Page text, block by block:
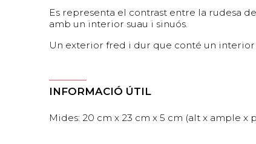
Es representa el contrast entre la rudesa
amb un interior suau i sinuós.
Un exterior fred i dur que conté un interior
INFORMACIÓ ÚTIL
Mides: 20 cm x 23 cm x 5 cm (alt x ample x